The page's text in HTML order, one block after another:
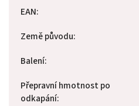
EAN:
Země původu:
Balení:
Přepravní hmotnost po
odkapání: